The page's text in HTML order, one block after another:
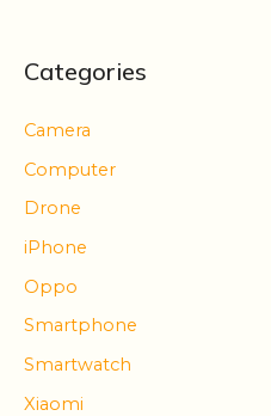
Categories
Camera
Computer
Drone
iPhone
Oppo
Smartphone
Smartwatch
Xiaomi